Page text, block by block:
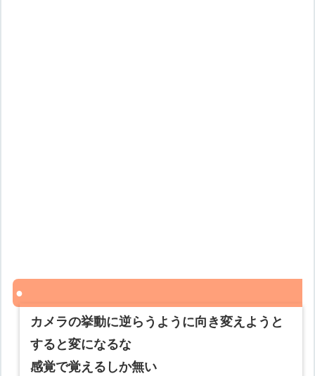
カメラの挙動に逆らうように向き変えようと
すると変になるな
感覚で覚えるしか無い